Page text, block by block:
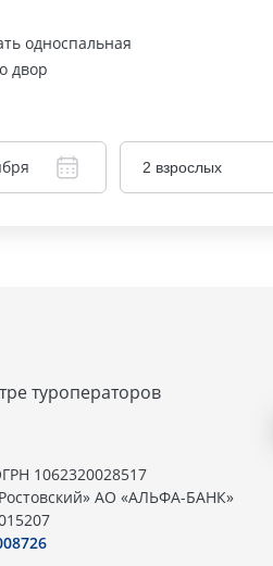
односпальная
двор
2 взрослых
туроператоров
1062320028517
АО «АЛЬФА-БАНК»